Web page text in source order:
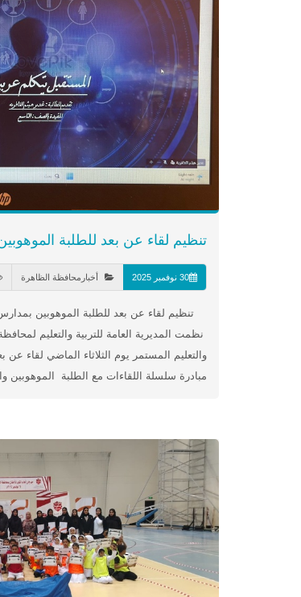
تنظيم لقاء عن بعد للطلبة
30 نوفمبر 2025 أخبارمحافظة الظاهرة
تنظيم لقاء عن بعد للطلبة الموهوبين
نظمت المديرية العامة للتربية والتعليم
والتعليم المستمر يوم الثلاثاء الماضي لقاء
مبادرة سلسلة اللقاءات مع الطلبة الموهوبين